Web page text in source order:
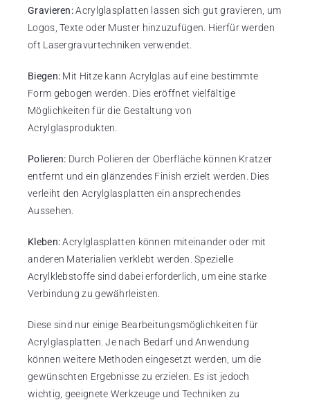
Gravieren:Acrylglasplatten lassen sich gut gravieren, um
Logos, Texte oder Muster hinzuzufügen. Hierfür werden
oft Lasergravurtechniken verwendet.
Biegen: Mit Hitze kann Acrylglas auf eine bestimmte
Form gebogen werden. Dies eröffnet vielfältige
Möglichkeiten für die Gestaltung von
Acrylglasprodukten.
Polieren: Durch Polieren der Oberfläche können Kratzer
entfernt und ein glänzendes Finish erzielt werden. Dies
verleiht den Acrylglasplatten ein ansprechendes
Aussehen.
Kleben:Acrylglasplatten können miteinander oder mit
anderen Materialien verklebt werden. Spezielle
Acrylklebstoffe sind dabei erforderlich, um eine starke
Verbindung zu gewährleisten.
Diese sind nur einige Bearbeitungsmöglichkeiten für
Acrylglasplatten. Je nach Bedarf und Anwendung
können weitere Methoden eingesetzt werden, um die
gewünschten Ergebnisse zu erzielen. Es ist jedoch
wichtig, geeignete Werkzeuge und Techniken zu